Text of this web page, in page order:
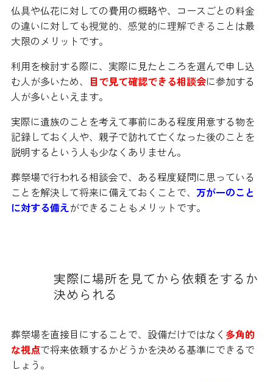
仏具や仏花に対しての費用の概略や、コースごとの料金
の違いに対しても視覚的、感覚的に理解できる ことは最
大限のメリットです。
利用を検討する際に、実際に見たところを選んで申し込
む人が多いため、 目で見て確認できる相談会に参加する
人が多いといえます。
実際に遺族のことを考えて事前にある程度用意する物を
記録しておく人や、親子で訪れて亡くなった後のことを
説明するという人も少なくありません。
葬祭場で行われる相談会で、ある程度疑問に思っている
ことを解決して将来に備えておくことで、 万が一のこと
に対する備えができることもメリットです。
実際に場所を見てから依頼をするか
決められる
葬祭場を直接目にすることで、設備だけではなく 多角的
な視点で将来依頼するかどうかを決める基準にできるで
しょう。